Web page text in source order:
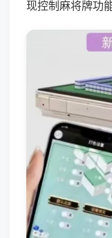
现控制麻将牌功